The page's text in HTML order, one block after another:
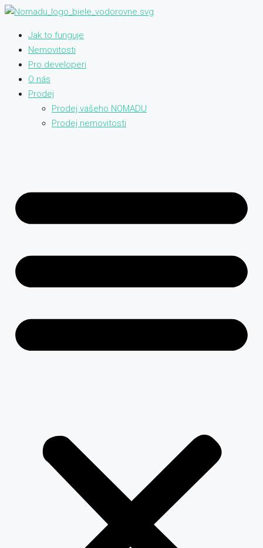
Jak to funguje
Nemovitosti
Pro developeri
O nás
Prodej
Prodej vašeho NOMADU
Prodej nemovitosti